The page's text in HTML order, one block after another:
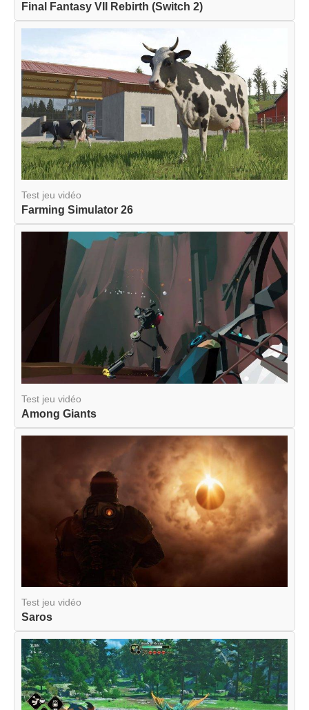
Final Fantasy VII Rebirth (Switch 2)
Test jeu vidéo
Farming Simulator 26
Test jeu vidéo
Among Giants
Test jeu vidéo
Saros